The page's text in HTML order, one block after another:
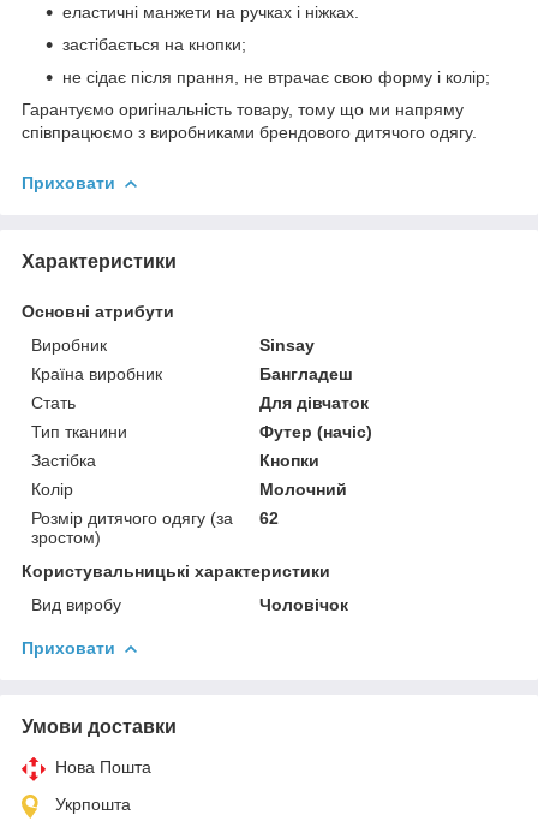
еластичні манжети на ручках і ніжках.
застібається на кнопки;
не сідає після прання, не втрачає свою форму і колір;
Гарантуємо оригінальність товару, тому що ми напряму
співпрацюємо з виробниками брендового дитячого одягу.
Приховати
Характеристики
Основні атрибути
Виробник
Sinsay
Країна виробник
Бангладеш
Стать
Для дівчаток
Тип тканини
Футер (начіс)
Застібка
Кнопки
Колір
Молочний
Розмір дитячого одягу (за
зростом)
62
Користувальницькі характеристики
Вид виробу
Чоловічок
Приховати
Умови доставки
Нова Пошта
Укрпошта